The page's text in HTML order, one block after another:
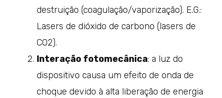
destruição (coagulação/vaporização). E.G.:
Lasers de dióxido de carbono (lasers de
CO2).
Interação fotomecânica: a luz do
dispositivo causa um efeito de onda de
choque devido à alta liberação de energia